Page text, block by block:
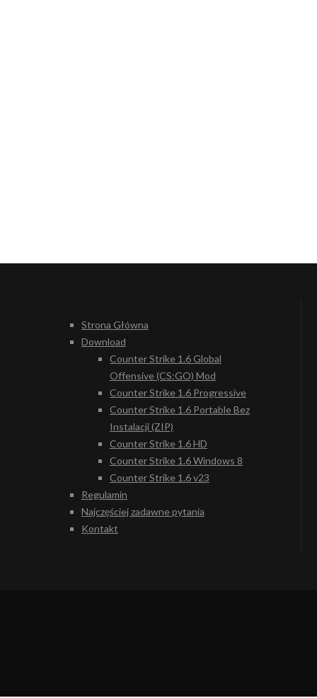
Strona Główna
Download
Counter Strike 1.6 Global
Offensive (CS:GO) Mod
Counter Strike 1.6 Progressive
Counter Strike 1.6 Portable Bez
Instalacji (ZIP)
Counter Strike 1.6 HD
Counter Strike 1.6 Windows 8
Counter Strike 1.6 v23
Regulamin
Najczęściej zadawne pytania
Kontakt